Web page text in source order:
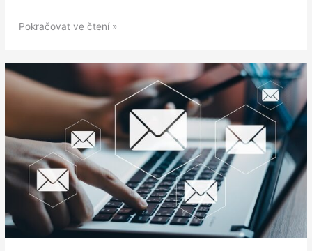
Nový
monitoringu
zaměstnanců:
to
„bossware“
a
čemu
Pokračovat ve čtení »